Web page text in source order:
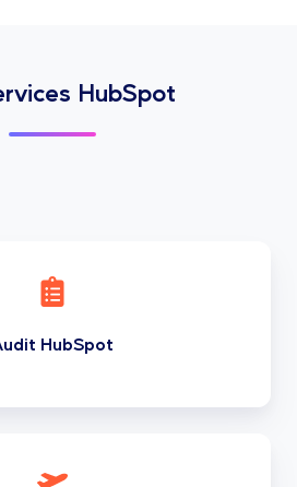
HubSpot
HubSpot
HubSpot
HubSpot